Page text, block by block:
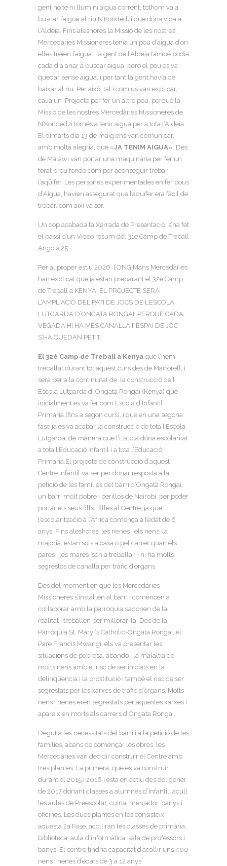
gent no té ni llum ni aigua corrent, tothom va a
buscar l’aigua al riu N’Kondedzi que dóna vida a
l’Aldeia. Fins aleshores la Missió de les nostres
Mercedàries Missioneres tenia un pou d’aigua d’on
elles treien l’aigua i la gent de l’Aldeia també podia
cada dia anar a buscar aigua, però el pou es va
quedar sense aigua, i per tant la gent havia de
baixar al riu. Per això, tal i com us van explicar,
calia un Projecte per fer un altre pou, perquè la
Missió de les nostres Mercedàries Missioneres de
N’Kondedzi tornés a tenir aigua per a tota l’Aldeia.
El dimarts dia 13 de maig ens van comunicar,
amb molta alegria, que «JA TENIM AIGUA» . Des
de Malawi van portar una maquinària per fer un
forat prou fondo com per aconseguir trobar
l’aqüífer. Les persones experimentades en fer pous
d’Aigua, havien assegurat que l’aqüífer era fàcil de
trobar, com així va ser.
Un cop acabada la Xerrada de Presentació, s’ha fet
el passi d’un Vídeo resum del 31è Camp de Treball
Angola’25.
Per al proper estiu 2026 l’ONG Mans Mercedàries
han explicat que ja estan preparant el 32è Camp
de Treball a KENYA. EL PROJECTE SERÀ
L’AMPLIACIÓ DEL PATI DE JOCS DE L’ESCOLA
LUTGARDA D’ONGATA RONGAI, PERQUÈ CADA
VEGADA HI HA MÉS CANALLA I’ ESPAI DE JOC
S’HA QUEDAN PETIT.
El 32è Camp de Treball a Kenya que l’hem
treballat durant tot aquest curs des de Martorell, i
serà per a la continuïtat de la construcció de l’
Escola Lutgarda d’ Ongata Rongai (Kenya) que
inicialment es va fer com Escola d’Infantil i
Primària (fins a segon curs), i que en una segona
fase ja es va acabar la construcció de tota l’Escola
Lutgarda, de manera que l’Escola dóna escolaritat
a tota l’Educació Infantil i a tota l’Educació
Primària.El projecte de construcció d’aquest
Centre Infantil va ser per donar resposta a la
petició de les famílies del barri d’Ongata Rongai,
un barri molt pobre i perillós de Nairobi, per poder
portar els seus fills i filles al Centre, ja que
l’escolarització a l’Àfrica comença a l’edat de 6
anys. Fins aleshores, les nenes i els nens, la
majoria, estan sols a casa o pel carrer quan els
pares i les mares són a treballar, i hi ha molts
segrestos de canalla per tràfic d’òrgans.
Des del moment en què les Mercedàries
Missioneres s’instal·len al barri i comencen a
col·laborar amb la parròquia s’adonen de la
realitat i treballen per millorar-la. Des de la
Parròquia St. Mary ‘s Catholic-Ongata Rongai, el
Pare Francis Mwangi, els va presentar les
situacions de pobresa, abandó i la malaltia de
molts nens amb el risc de ser iniciats en la
delinqüència i la prostitució i també el risc de ser
segrestats per les xarxes de tràfic d’òrgans. Molts
nens i nenes eren segrestats per aquestes xarxes i
apareixien morts als carrers d’Ongata Rongai.
Degut a les necessitats del barri i a la petició de les
famílies, abans de començar les obres, les
Mercedàries van decidir construir el Centre amb
tres plantes. La primera, que es va construir
durant el 2015 i 2016 i està en actiu des del gener
de 2017 donant classes a alumnes d’Infantil, acull
les aules de Preescolar, cuina, menjador, banys i
oficines. Les dues plantes en les consisteix
aquesta 2a Fase, acolliran les classes de primària,
biblioteca, aula d’informàtica, sala de professors i
banys. El centre tindria capacitat d’acollir uns 400
nens i nenes d’edats de 3 a 12 anys.